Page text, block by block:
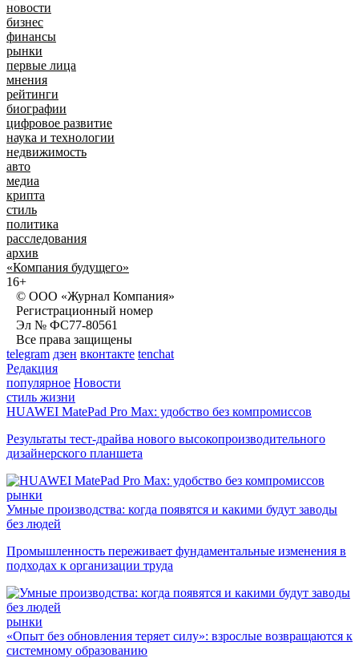
новости
бизнес
финансы
рынки
первые лица
мнения
рейтинги
биографии
цифровое развитие
наука и технологии
недвижимость
авто
медиа
крипта
стиль
политика
расследования
архив
«Компания будущего»
16+
© ООО «Журнал Компания»
Регистрационный номер
Эл № ФС77-80561
Все права защищены
telegram дзен вконтакте tenchat
Редакция
популярное Новости
стиль жизни
HUAWEI MatePad Pro Max: удобство без компромиссов
Результаты тест-драйва нового высокопроизводительного
дизайнерского планшета
рынки
Умные производства: когда появятся и какими будут заводы
без людей
Промышленность переживает фундаментальные изменения в
подходах к организации труда
рынки
«Опыт без обновления теряет силу»: взрослые возвращаются к
системному образованию